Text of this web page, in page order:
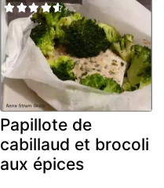
Papillote de
cabillaud et brocoli
aux épices